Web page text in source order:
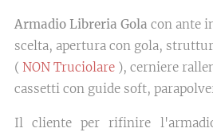
Armadio Libreria Gola con ante
scelta, apertura con gola,
( NON Truciolare ), cerniere
cassetti con guide soft,
Il cliente per rifinire